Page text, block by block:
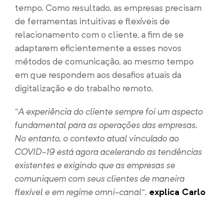
tempo. Como resultado, as empresas precisam
de ferramentas intuitivas e flexíveis de
relacionamento com o cliente, a fim de se
adaptarem eficientemente a esses novos
métodos de comunicação, ao mesmo tempo
em que respondem aos desafios atuais da
digitalização e do trabalho remoto.
“A experiência do cliente sempre foi um aspecto
fundamental para as operações das empresas.
No entanto, o contexto atual vinculado ao
COVID-19 está agora acelerando as tendências
existentes e exigindo que as empresas se
comuniquem com seus clientes de maneira
flexível e em regime omni-canal”, explica Carlo